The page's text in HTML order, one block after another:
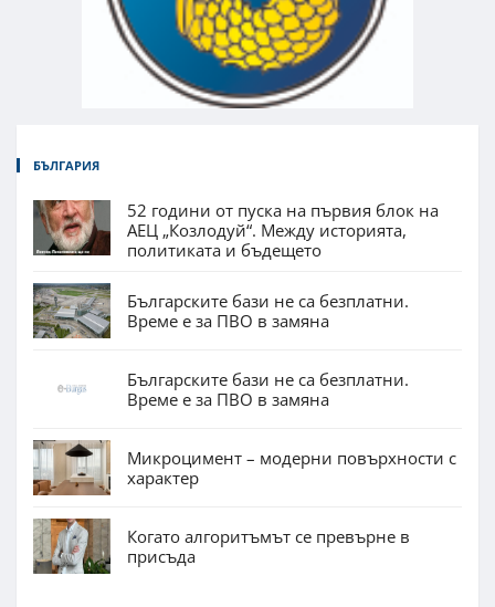
БЪЛГАРИЯ
52 години от пуска на първия блок на
АЕЦ „Козлодуй“. Между историята,
политиката и бъдещето
Българските бази не са безплатни.
Време е за ПВО в замяна
Българските бази не са безплатни.
Време е за ПВО в замяна
Микроцимент – модерни повърхности с
характер
Когато алгоритъмът се превърне в
присъда